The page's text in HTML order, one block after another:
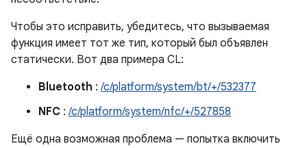
Чтобы это исправить, убедитесь, что вызываемая
функция имеет тот же тип, который был объявлен
статически. Вот два примера CL:
Bluetooth : /c/platform/system/bt/+/532377
NFC : /c/platform/system/nfc/+/527858
Ещё одна возможная проблема — попытка включить